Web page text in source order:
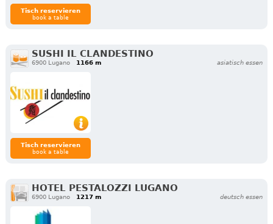
Tisch reservieren
book a table
SUSHI IL CLANDESTINO
6900 Lugano 1166 m asiatisch essen
Tisch reservieren
book a table
HOTEL PESTALOZZI LUGANO
6900 Lugano 1217 m deutsch essen